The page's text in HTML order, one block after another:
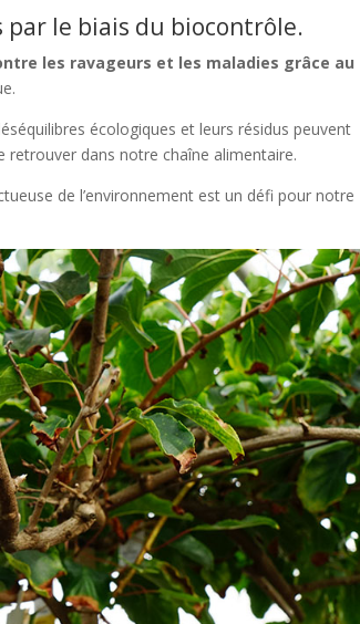
le biais du biocontrôle.
les ravageurs et les maladies grâce au
écologiques et leurs résidus peuvent
retrouver dans notre chaîne alimentaire.
de l’environnement est un défi pour notre